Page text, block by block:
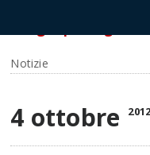
cooperative, sforzo
Notizie
4 ottobre